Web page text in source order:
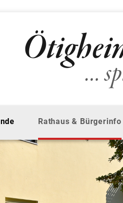
Rathaus & Bürgerinfo